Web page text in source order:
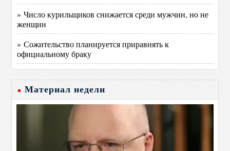
» Число курильщиков снижается среди мужчин, но не
женщин
» Сожительство планируется приравнять к
официальному браку
Материал недели